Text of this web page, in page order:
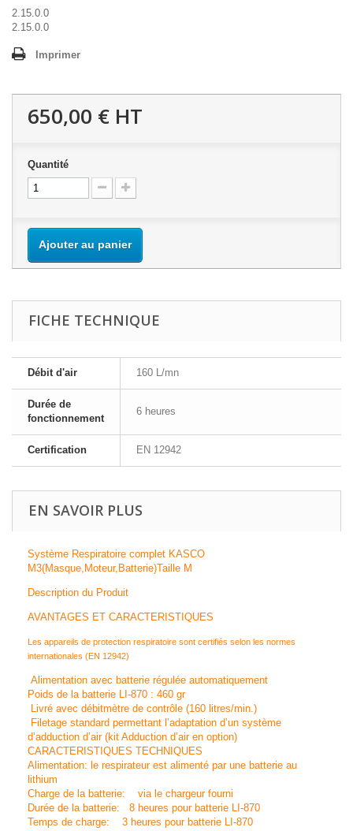
2.15.0.0
2.15.0.0
Imprimer
650,00 € HT
Quantité
Ajouter au panier
FICHE TECHNIQUE
Débit d'air 160 L/mn
Durée de
fonctionnement
6 heures
Certification EN 12942
EN SAVOIR PLUS
Système Respiratoire complet KASCO
M3(Masque,Moteur,Batterie)Taille M
Description du Produit
AVANTAGES ET CARACTERISTIQUES
Les appareils de protection respiratoire sont certifiés selon les normes
internationales (EN 12942)
Alimentation avec batterie régulée automatiquement
Poids de la batterie LI-870 : 460 gr
Livré avec débitmètre de contrôle (160 litres/min.)
Filetage standard permettant l’adaptation d’un système
d’adduction d’air (kit Adduction d’air en option)
CARACTERISTIQUES TECHNIQUES
Alimentation: le respirateur est alimenté par une batterie au
lithium
Charge de la batterie: via le chargeur fourni
Durée de la batterie: 8 heures pour batterie LI-870
Temps de charge: 3 heures pour batterie LI-870